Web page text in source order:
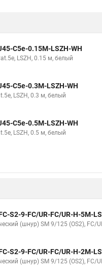
C5e-0.15M-LSZH-WH
LSZH, 0.15 м, белый
C5e-0.3M-LSZH-WH
LSZH, 0.3 м, белый
C5e-0.5M-LSZH-WH
LSZH, 0.5 м, белый
S2-9-FC/UR-FC/UR-H-5M-
(шнур) SM 9/125 (OS2), FC/
S2-9-FC/UR-FC/UR-H-2M-
(шнур) SM 9/125 (OS2), FC/